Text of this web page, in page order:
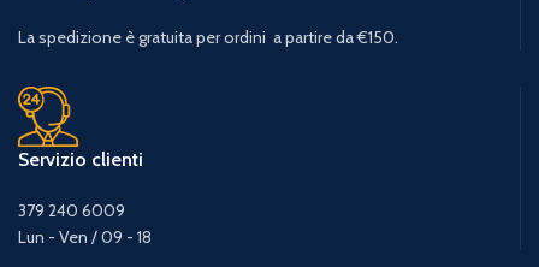
La spedizione è gratuita per ordini a partire da €150.
Servizio clienti
379 240 6009
Lun - Ven / 09 - 18